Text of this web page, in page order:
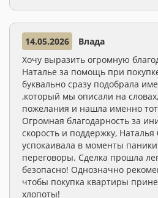
14.05.2026
Влада
Хочу выразить огромную
Наталье за помощь при
буквально сразу подобрала
,который мы описали на
пожелания и нашла именно
Огромная благодарность за
скорость и поддержку,
успокаивала в моменты
переговоры. Сделка прошла
безопасно! Однозначно
чтобы покупка квартиры
хлопоты!